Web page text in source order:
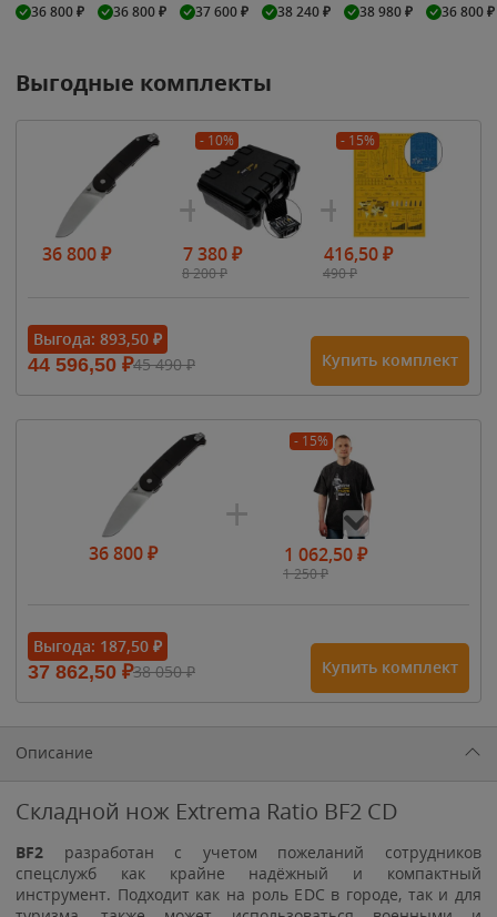
36 800₽ 36 800₽ 37 600₽ 38 240₽ 38 980₽ 36 800₽
Выгодные комплекты
36 800₽
- 10%
7 380₽
8 200₽
- 15%
416,50₽
490₽
Выгода: 893,50 ₽
44 596,50 ₽45 490₽ Купить комплект
36 800₽
- 15%
1 062,50₽
1 250₽
1 615₽
1 900₽1 900₽
Выгода: 187,50 ₽
37 862,50 ₽38 050₽ Купить комплект
Описание
Складной нож Extrema Ratio BF2 CD
BF2 разработан с учетом пожеланий сотрудников
спецслужб как крайне надёжный и компактный
инструмент. Подходит как на роль EDC в городе, так и для